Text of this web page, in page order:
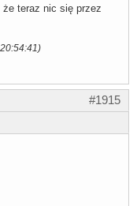
że teraz nic się przez
#1915